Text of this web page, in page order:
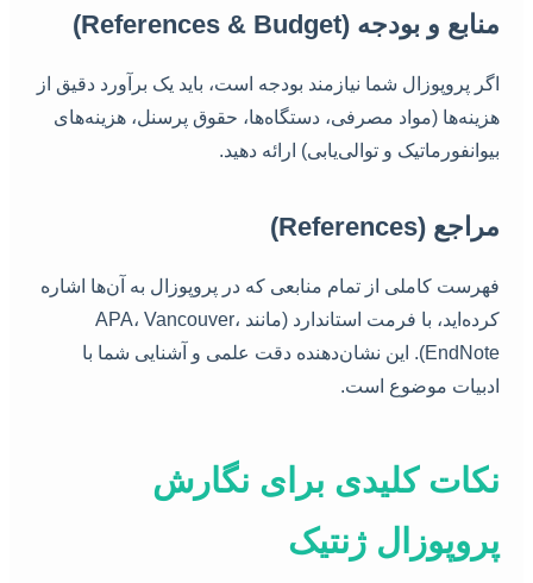
منابع و بودجه (References & Budget)
اگر پروپوزال شما نیازمند بودجه است، باید یک برآورد دقیق از
هزینه‌ها (مواد مصرفی، دستگاه‌ها، حقوق پرسنل، هزینه‌های
بیوانفورماتیک و توالی‌یابی) ارائه دهید.
مراجع (References)
فهرست کاملی از تمام منابعی که در پروپوزال به آن‌ها اشاره
کرده‌اید، با فرمت استاندارد (مانند APA، Vancouver،
EndNote). این نشان‌دهنده دقت علمی و آشنایی شما با
ادبیات موضوع است.
نکات کلیدی برای نگارش
پروپوزال ژنتیک